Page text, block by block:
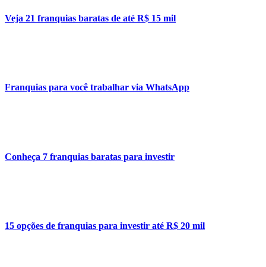
Veja 21 franquias baratas de até R$ 15 mil
Franquias para você trabalhar via WhatsApp
Conheça 7 franquias baratas para investir
15 opções de franquias para investir até R$ 20 mil